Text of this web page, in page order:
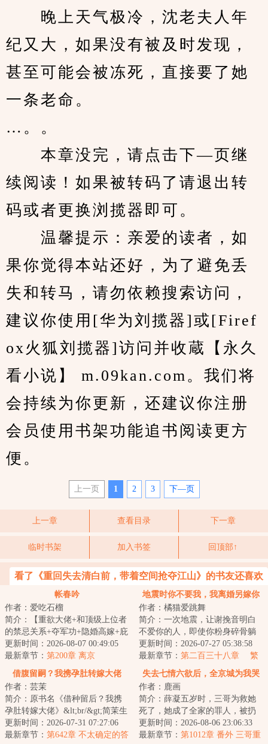
晚上天气极冷，沈老夫人年
纪又大，如果没有被及时发现，
甚至可能会被冻死，直接要了她
一条老命。
…。。
本章没完，请点击下—页继
续阅读！如果被转码了请退出转
码或者更换浏揽器即可。
温馨提示：亲爱的读者，如
果你觉得本站还好，为了避免丢
失和转马，请勿依赖搜索访问，
建议你使用[华为刘揽器]或[Firef
ox火狐刘揽器]访问并收蔵【永久
看小说】 m.09kan.com。我们将
会持续为你更新，还建议你注册
会员使用书架功能追书阅读更方
便。
上一页 1 2 3 下—页
上一章 查看目录 下一章
临时书架 加入书签 回顶部↑
看了《重回失去清白前，带着空间抢夺江山》的书友还喜欢
看
帐春吟
作者：爱吃石榴
简介：【重欲大佬+和顶级上位者
的禁忌关系+夺军功+隐婚高嫁+庇
护偏宠+身份碾压】第一次求到他
跟前时，她...
更新时间：2026-08-07 00:49:05
最新章节： 第200章 离京
地震时你不要我，我离婚另嫁你
哭什么
作者：橘猫爱跳舞
简介：一次地震，让谢挽音明白
不爱你的人，即使你粉身碎骨躺
在他面前，他也会将你挫骨扬
灰。&lt;br/&gt;...
更新时间：2026-07-27 05:38:58
最新章节： 第二百三十八章 繁
华落尽，南柯一梦
借腹留嗣？我携孕肚转嫁大佬
作者：芸茉
简介：原书名《借种留后？我携
孕肚转嫁大佬》&lt;br/&gt;简茉生
日那天，丈夫陆钦淮一直守在医
院，陪着他...
更新时间：2026-07-31 07:27:06
最新章节： 第642章 不太确定的答
失去七情六欲后，全京城为我哭
作者：鹿画
简介：薛凝五岁时，三哥为救她
死了，她成了全家的罪人，被扔
在老宅几年。她回来后，家里已
经有了被他们抱...
更新时间：2026-08-06 23:06:33
最新章节： 第1012章 番外 三哥重